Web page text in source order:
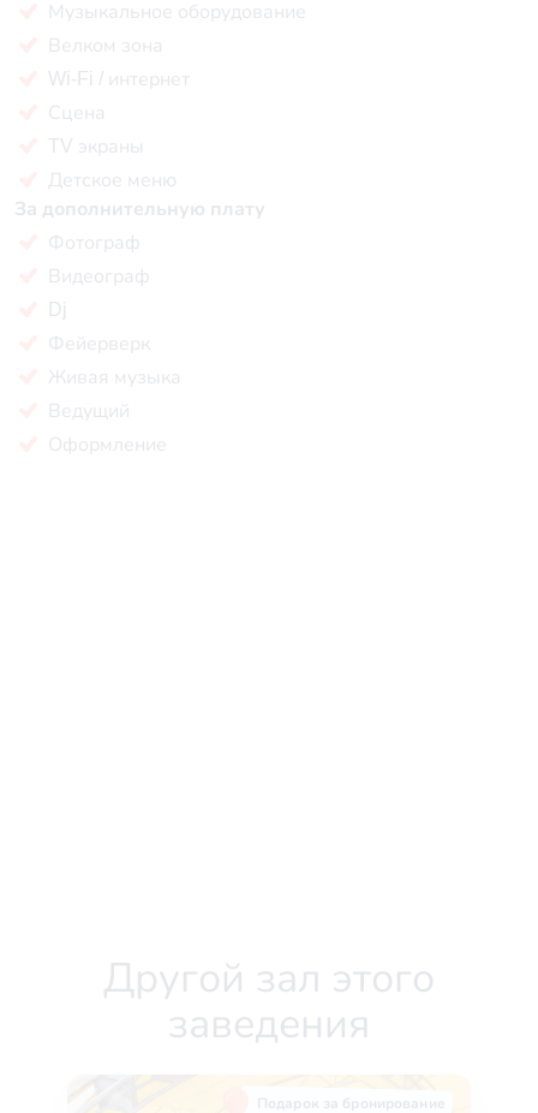
Музыкальное оборудование
Велком зона
Wi-Fi / интернет
Сцена
TV экраны
Детское меню
За дополнительную плату
Фотограф
Видеограф
Dj
Фейерверк
Живая музыка
Ведущий
Оформление
Другой зал этого
заведения